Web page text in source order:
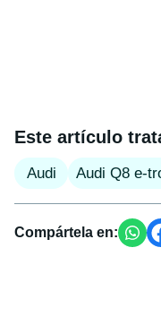
Este artículo
Audi Audi Q8 e-
Compártela en: